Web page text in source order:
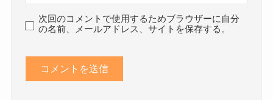
次回のコメントで使用するためブラウザーに自分
の名前、メールアドレス、サイトを保存する。